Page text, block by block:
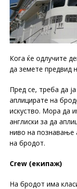
Кога ќе одлучите
да земете предвид
Пред се, треба да
аплицирате на
искуство. Мора да
англиски за да
ниво на познавање
на бродот.
Crew (екипаж)
На бродот има